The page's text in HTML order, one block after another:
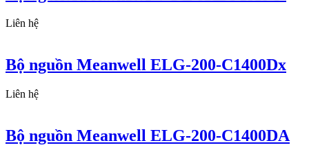
Liên hệ
Bộ nguồn Meanwell ELG-200-C1400Dx
Liên hệ
Bộ nguồn Meanwell ELG-200-C1400DA